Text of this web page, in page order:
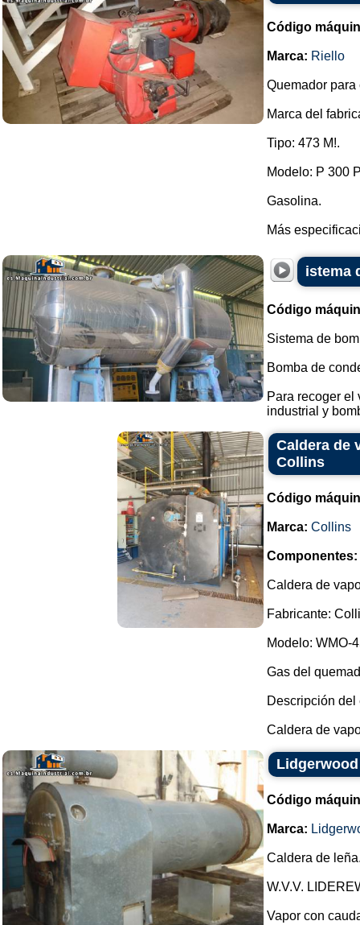
Código
Marca: Riello
Quemador
Marca del
Tipo: 473 M!.
Modelo: P 300
Gasolina.
Más
istema
Código
Sistema de
Bomba de
Para recoger el
industrial y
Caldera de
Collins
Código
Marca: Collins
Componentes:
Caldera de
Fabricante:
Modelo: WMO-
Gas del
Descripción del
Caldera de
Código
Marca:
Caldera de
W.V.V.
Vapor con